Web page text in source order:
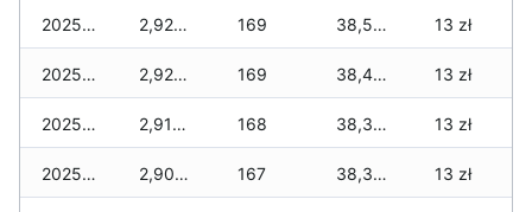
2025-12-06 2,920 zł 169 38,520 zł 13 zł
2025-12-05 2,920 zł 169 38,470 zł 13 zł
2025-12-04 2,910 zł 168 38,370 zł 13 zł
2025-12-03 2,900 zł 167 38,320 zł 13 zł